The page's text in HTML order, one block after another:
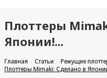
Плоттеры
Японии!...
Главная Статьи
Режущие
Плоттеры Mimaki: Сделано в